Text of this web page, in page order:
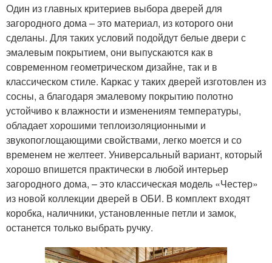
Один из главных критериев выбора дверей для
загородного дома – это материал, из которого они
сделаны. Для таких условий подойдут белые двери с
эмалевым покрытием, они выпускаются как в
современном геометрическом дизайне, так и в
классическом стиле. Каркас у таких дверей изготовлен из
сосны, а благодаря эмалевому покрытию полотно
устойчиво к влажности и изменениям температуры,
обладает хорошими теплоизоляционными и
звукопоглощающими свойствами, легко моется и со
временем не желтеет. Универсальный вариант, который
хорошо впишется практически в любой интерьер
загородного дома, – это классическая модель «Честер»
из новой коллекции дверей в ОБИ. В комплект входят
коробка, наличники, установленные петли и замок,
останется только выбрать ручку.